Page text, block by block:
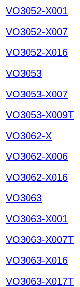
VO3052-X001
VO3052-X007
VO3052-X016
VO3053
VO3053-X007
VO3053-X009T
VO3062-X
VO3062-X006
VO3062-X016
VO3063
VO3063-X001
VO3063-X007T
VO3063-X016
VO3063-X017T